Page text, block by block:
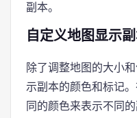
副本。
自定义地图显示
除了调整地图的大小
示副本的颜色和标记
同的颜色来表示不同